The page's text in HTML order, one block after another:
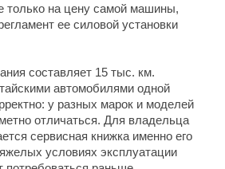
только на цену самой машины,
ее силовой установки
составляет 15 тыс. км.
автомобилями одной
у разных марок и моделей
отличаться. Для владельца
сервисная книжка именно его
условиях эксплуатации